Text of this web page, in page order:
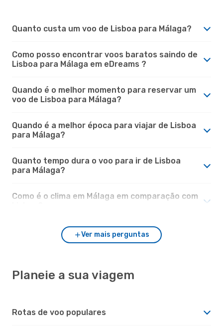
Quanto custa um voo de Lisboa para Málaga?
Como posso encontrar voos baratos saindo de
Lisboa para Málaga em eDreams ?
Quando é o melhor momento para reservar um
voo de Lisboa para Málaga?
Quando é a melhor época para viajar de Lisboa
para Málaga?
Quanto tempo dura o voo para ir de Lisboa
para Málaga?
Como é o clima em Málaga em comparação com
Ver mais perguntas
Planeie a sua viagem
Rotas de voo populares